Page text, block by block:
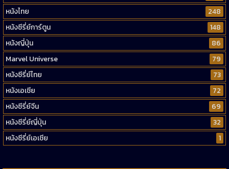
หนังไทย
248
หนังซีรี่ย์การ์ตูน
148
หนังญี่ปุ่น
86
Marvel Universe
79
หนังซีรี่ย์ไทย
73
หนังเอเชีย
72
หนังซีรี่ย์จีน
69
หนังซีรี่ย์ญี่ปุ่น
32
หนังซีรี่ย์เอเชีย
1